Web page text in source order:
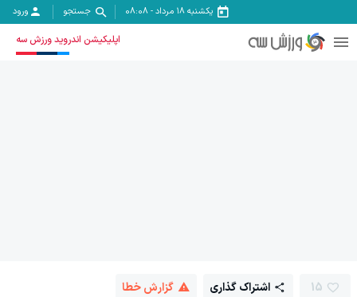
یکشنبه ۱۸ مرداد -
08:08 جستجو ورود
اپلیکیشن اندروید ورزش سه
15 اشتراک گذاری گزارش خطا